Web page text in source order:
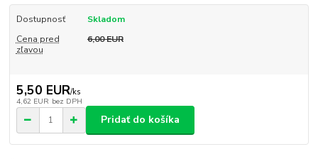
Dostupnosť
Skladom
Cena pred
zľavou
6,00 EUR
5,50 EUR/ks
4,62 EUR bez DPH
Pridať do košíka